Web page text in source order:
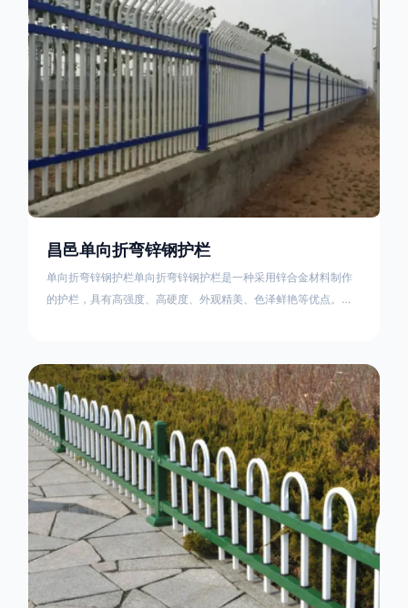
昌邑单向折弯锌钢护栏
单向折弯锌钢护栏单向折弯锌钢护栏是一种采用锌合金材料制作
的护栏，具有高强度、高硬度、外观精美、色泽鲜艳等优点。该
再加上防盗垫圈，这样能够避免护栏被人轻易拆卸；适合于大批
量生产，能够很好的与自然相融合。单向折弯锌钢护栏可以用于
住宅小区、工厂院校、道路交通等场所。该产品具有高强度、高
硬度、外观